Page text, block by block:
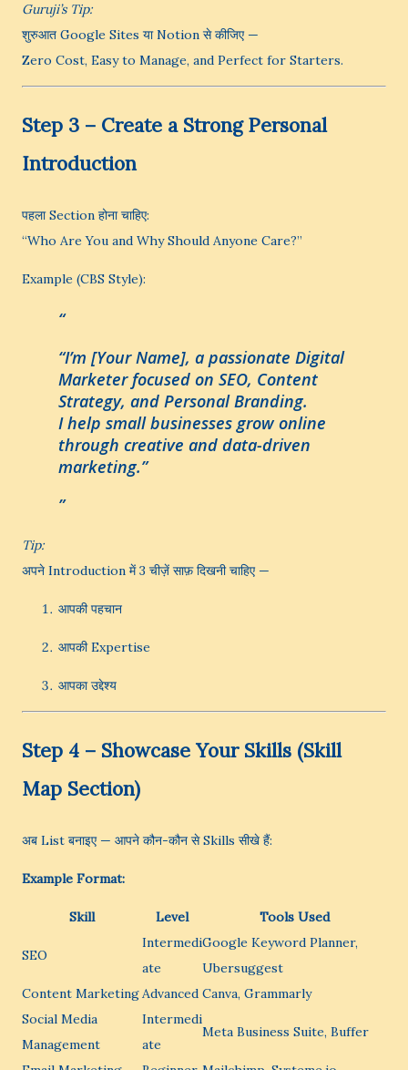
Guruji’s Tip:
शुरुआत Google Sites या Notion से कीजिए —
Zero Cost, Easy to Manage, and Perfect for Starters.
Step 3 – Create a Strong Personal
Introduction
पहला Section होना चाहिए:
“Who Are You and Why Should Anyone Care?”
Example (CBS Style):
“I’m [Your Name], a passionate Digital
Marketer focused on SEO, Content
Strategy, and Personal Branding.
I help small businesses grow online
through creative and data-driven
marketing.”
Tip:
अपने Introduction में 3 चीज़ें साफ़ दिखनी चाहिए —
आपकी पहचान
आपकी Expertise
आपका उद्देश्य
Step 4 – Showcase Your Skills (Skill
Map Section)
अब List बनाइए — आपने कौन-कौन से Skills सीखे हैं:
Example Format:
Skill Level Tools Used
SEO
Intermedi
ate
Google Keyword Planner,
Ubersuggest
Content MarketingAdvanced Canva, Grammarly
Social Media
Management
Intermedi
ate
Meta Business Suite, Buffer